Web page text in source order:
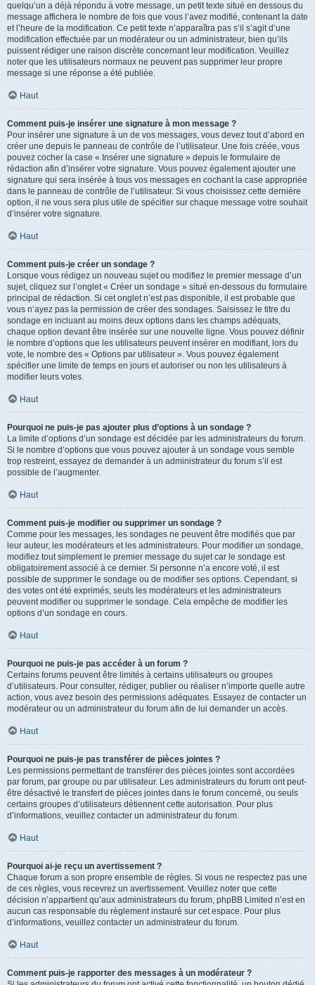
quelqu’un a déjà répondu à votre message, un petit texte situé en dessous du
message affichera le nombre de fois que vous l’avez modifié, contenant la date
et l’heure de la modification. Ce petit texte n’apparaîtra pas s’il s’agit d’une
modification effectuée par un modérateur ou un administrateur, bien qu’ils
puissent rédiger une raison discrète concernant leur modification. Veuillez
noter que les utilisateurs normaux ne peuvent pas supprimer leur propre
message si une réponse a été publiée.
Haut
Comment puis-je insérer une signature à mon message ?
Pour insérer une signature à un de vos messages, vous devez tout d’abord en
créer une depuis le panneau de contrôle de l’utilisateur. Une fois créée, vous
pouvez cocher la case « Insérer une signature » depuis le formulaire de
rédaction afin d’insérer votre signature. Vous pouvez également ajouter une
signature qui sera insérée à tous vos messages en cochant la case appropriée
dans le panneau de contrôle de l’utilisateur. Si vous choisissez cette dernière
option, il ne vous sera plus utile de spécifier sur chaque message votre souhait
d’insérer votre signature.
Haut
Comment puis-je créer un sondage ?
Lorsque vous rédigez un nouveau sujet ou modifiez le premier message d’un
sujet, cliquez sur l’onglet « Créer un sondage » situé en-dessous du formulaire
principal de rédaction. Si cet onglet n’est pas disponible, il est probable que
vous n’ayez pas la permission de créer des sondages. Saisissez le titre du
sondage en incluant au moins deux options dans les champs adéquats,
chaque option devant être insérée sur une nouvelle ligne. Vous pouvez définir
le nombre d’options que les utilisateurs peuvent insérer en modifiant, lors du
vote, le nombre des « Options par utilisateur ». Vous pouvez également
spécifier une limite de temps en jours et autoriser ou non les utilisateurs à
modifier leurs votes.
Haut
Pourquoi ne puis-je pas ajouter plus d’options à un sondage ?
La limite d’options d’un sondage est décidée par les administrateurs du forum.
Si le nombre d’options que vous pouvez ajouter à un sondage vous semble
trop restreint, essayez de demander à un administrateur du forum s’il est
possible de l’augmenter.
Haut
Comment puis-je modifier ou supprimer un sondage ?
Comme pour les messages, les sondages ne peuvent être modifiés que par
leur auteur, les modérateurs et les administrateurs. Pour modifier un sondage,
modifiez tout simplement le premier message du sujet car le sondage est
obligatoirement associé à ce dernier. Si personne n’a encore voté, il est
possible de supprimer le sondage ou de modifier ses options. Cependant, si
des votes ont été exprimés, seuls les modérateurs et les administrateurs
peuvent modifier ou supprimer le sondage. Cela empêche de modifier les
options d’un sondage en cours.
Haut
Pourquoi ne puis-je pas accéder à un forum ?
Certains forums peuvent être limités à certains utilisateurs ou groupes
d’utilisateurs. Pour consulter, rédiger, publier ou réaliser n’importe quelle autre
action, vous avez besoin des permissions adéquates. Essayez de contacter un
modérateur ou un administrateur du forum afin de lui demander un accès.
Haut
Pourquoi ne puis-je pas transférer de pièces jointes ?
Les permissions permettant de transférer des pièces jointes sont accordées
par forum, par groupe ou par utilisateur. Les administrateurs du forum ont peut-
être désactivé le transfert de pièces jointes dans le forum concerné, ou seuls
certains groupes d’utilisateurs détiennent cette autorisation. Pour plus
d’informations, veuillez contacter un administrateur du forum.
Haut
Pourquoi ai-je reçu un avertissement ?
Chaque forum a son propre ensemble de règles. Si vous ne respectez pas une
de ces règles, vous recevrez un avertissement. Veuillez noter que cette
décision n’appartient qu’aux administrateurs du forum, phpBB Limited n’est en
aucun cas responsable du règlement instauré sur cet espace. Pour plus
d’informations, veuillez contacter un administrateur du forum.
Haut
Comment puis-je rapporter des messages à un modérateur ?